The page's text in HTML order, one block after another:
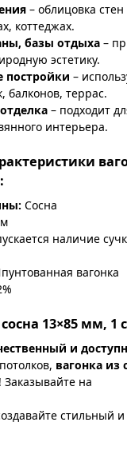
– облицовка
коттеджах.
базы отдыха –
эстетику.
постройки –
балконов, террас.
– подходит
интерьера.
Сосна
наличие
вагонка
13×85 мм, 1
и
вагонка из
на
стильный